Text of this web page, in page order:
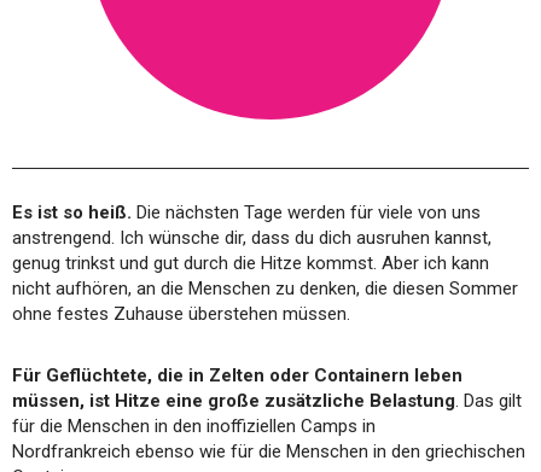
Es ist so heiß. Die nächsten Tage werden für viele von uns
anstrengend. Ich wünsche dir, dass du dich ausruhen kannst,
genug trinkst und gut durch die Hitze kommst. Aber ich kann
nicht aufhören, an die Menschen zu denken, die diesen Sommer
ohne festes Zuhause überstehen müssen.
Für Geflüchtete, die in Zelten oder Containern leben
müssen, ist Hitze eine große zusätzliche Belastung. Das gilt
für die Menschen in den inoffiziellen Camps in
Nordfrankreich ebenso wie für die Menschen in den griechischen